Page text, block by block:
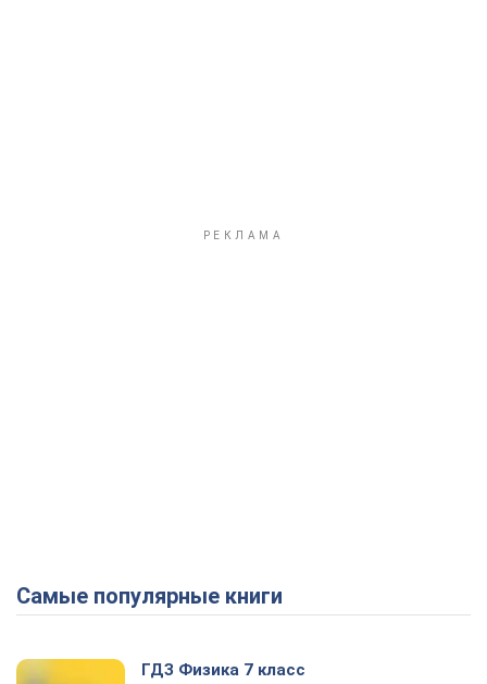
Самые популярные книги
ГДЗ Физика 7 класс